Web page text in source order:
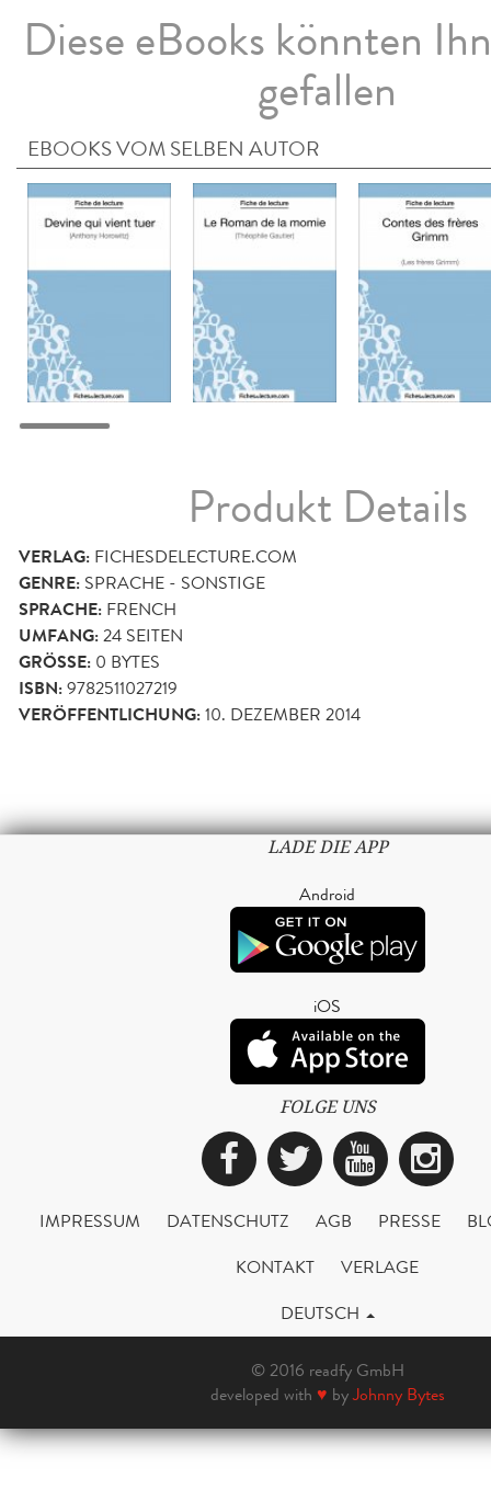
Diese eBooks könnten
gefallen
EBOOKS VOM SELBEN AUTOR
Produkt Details
VERLAG: FICHESDELECTURE.COM
GENRE: SPRACHE - SONSTIGE
SPRACHE: FRENCH
UMFANG:24 SEITEN
GRÖSSE: 0 BYTES
ISBN:9782511027219
VERÖFFENTLICHUNG:10. DEZEMBER 2014
LADE DIE APP
Android
iOS
FOLGE UNS
Facebook
Twitter
IMPRESSUM DATENSCHUTZ AGB PRESSE
KONTAKT
VERLAGE
DEUTSCH
© 2016 readfy GmbH
developed with ♥ byJohnny Bytes